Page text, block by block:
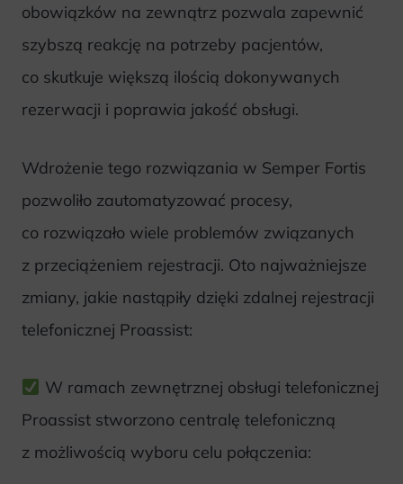
obowiązków na zewnątrz pozwala zapewnić
szybszą reakcję na potrzeby pacjentów,
co skutkuje większą ilością dokonywanych
rezerwacji i poprawia jakość obsługi.
Wdrożenie tego rozwiązania w Semper Fortis
pozwoliło zautomatyzować procesy,
co rozwiązało wiele problemów związanych
z przeciążeniem rejestracji. Oto najważniejsze
zmiany, jakie nastąpiły dzięki zdalnej rejestracji
telefonicznej Proassist:
W ramach zewnętrznej obsługi telefonicznej
Proassist stworzono centralę telefoniczną
z możliwością wyboru celu połączenia: